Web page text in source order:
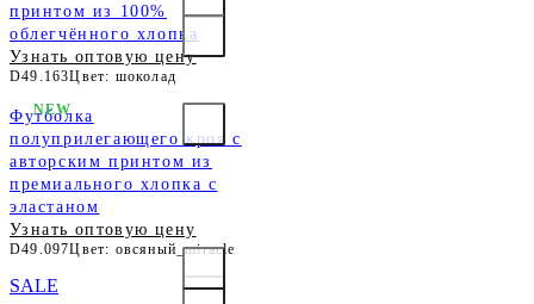
принтом из 100%
облегчённого хлопка
Узнать оптовую цену
D49.163Цвет: шоколад
Футболка
полуприлегающего кроя с
авторским принтом из
премиального хлопка с
эластаном
Узнать оптовую цену
D49.097Цвет: овсяный_miracle
NEW
SALE